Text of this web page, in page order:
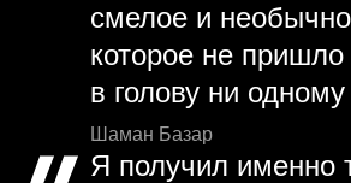
смелое и
которое не
в голову ни одному
Шаман Базар
Я получил именно